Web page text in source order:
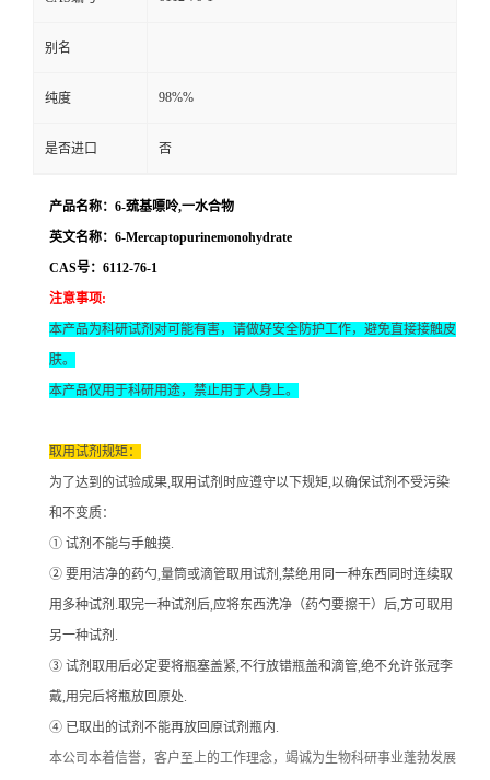
别名
纯度 98%%
是否进口 否
产品名称：6-巯基嘌呤,一水合物
英文名称：6-Mercaptopurinemonohydrate
CAS号：6112-76-1
注意事项:
本产品为科研试剂对可能有害，请做好安全防护工作，避免直接接触皮
肤。
本产品仅用于科研用途，禁止用于人身上。
取用试剂规矩：
为了达到的试验成果,取用试剂时应遵守以下规矩,以确保试剂不受污染
和不变质：
① 试剂不能与手触摸.
② 要用洁净的药勺,量筒或滴管取用试剂,禁绝用同一种东西同时连续取
用多种试剂.取完一种试剂后,应将东西洗净（药勺要擦干）后,方可取用
另一种试剂.
③ 试剂取用后必定要将瓶塞盖紧,不行放错瓶盖和滴管,绝不允许张冠李
戴,用完后将瓶放回原处.
④ 已取出的试剂不能再放回原试剂瓶内.
本公司本着信誉，客户至上的工作理念，竭诚为生物科研事业蓬勃发展